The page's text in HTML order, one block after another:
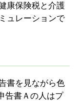
康保険税と介護
ュレーションで
書を見ながら色
告書Ａの人はプ